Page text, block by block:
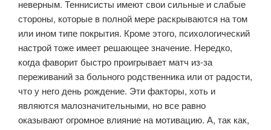
неверным. Теннисисты имеют свои сильные и слабые
стороны, которые в полной мере раскрываются на том
или ином типе покрытия. Кроме этого, психологический
настрой тоже имеет решающее значение. Нередко,
когда фаворит быстро проигрывает матч из-за
переживаний за больного родственника или от радости,
что у него день рождение. Эти факторы, хоть и
являются малозначительными, но все равно
оказывают огромное влияние на мотивацию. А, так как,